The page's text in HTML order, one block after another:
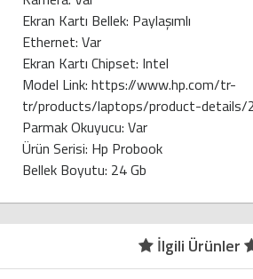
Ekran Kartı Bellek: Paylaşımlı
Ethernet: Var
Ekran Kartı Chipset: Intel
Model Link: https://www.hp.com/tr-
tr/products/laptops/product-details/
Parmak Okuyucu: Var
Ürün Serisi: Hp Probook
Bellek Boyutu: 24 Gb
İlgili Ürünler